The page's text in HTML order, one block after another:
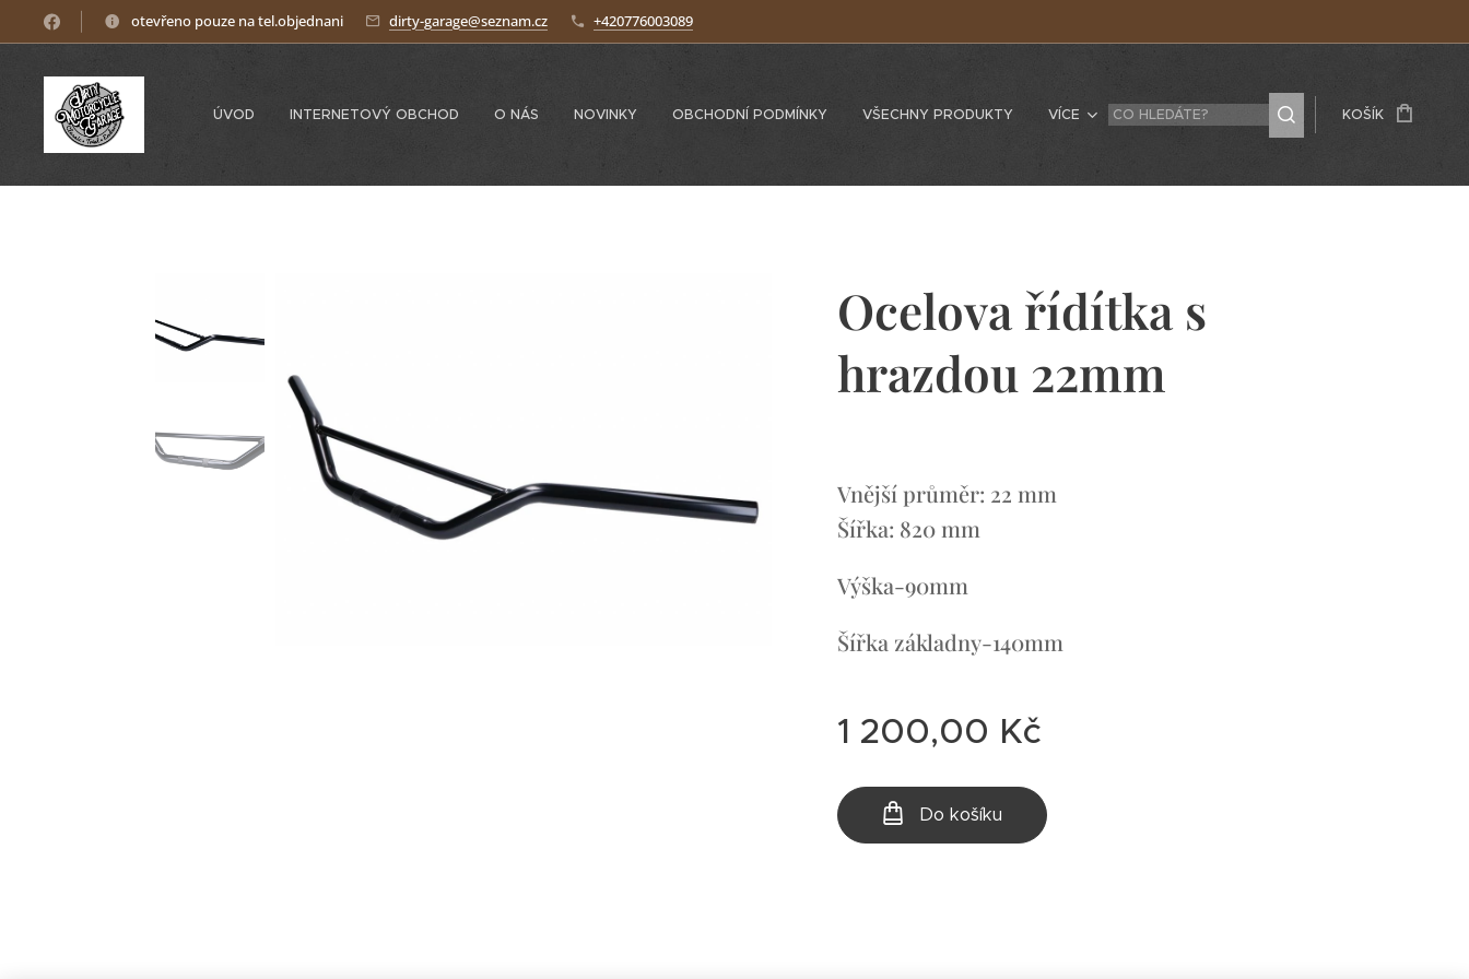
otevřeno pouze na tel.objednani dirty-garage@seznam.cz +420776003089
ÚVOD INTERNETOVÝ OBCHOD O NÁS NOVINKY OBCHODNÍ PODMÍNKY VŠECHNY PRODUKTY VÍCE KOŠÍK
Ocelova řídítka s
hrazdou 22mm
Vnější průměr: 22 mm
Šířka: 820 mm
Výška-90mm
Šířka základny-140mm
1 200,00 Kč
Do košíku